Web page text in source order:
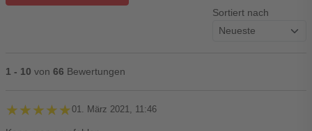
Sortiert nach
1 - 10 von 66 Bewertungen
★★★★★
★★★★★01. März 2021, 11:46